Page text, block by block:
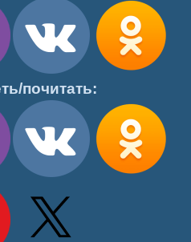
почитать: